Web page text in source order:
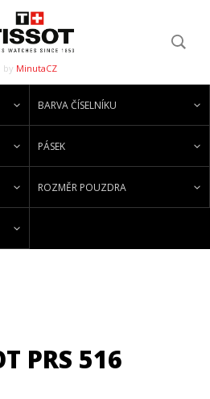
by MinutaCZ
BARVA ČÍSELNÍKU
PÁSEK
ROZMĚR POUZDRA
PRS 516